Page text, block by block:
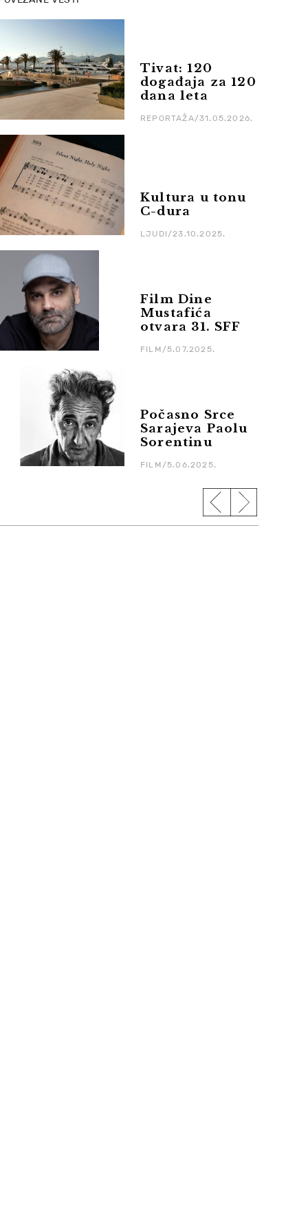
Tivat: 120
događaja za 120
dana leta
REPORTAŽA/31.05.2026.
Kultura u tonu
C-dura
LJUDI/23.10.2025.
Film Dine
Mustafića
otvara 31. SFF
FILM/5.07.2025.
Počasno Srce
Sarajeva Paolu
Sorentinu
FILM/5.06.2025.